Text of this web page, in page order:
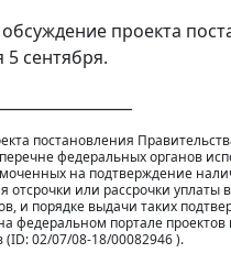
проекта
5 сентября.
постановления
федеральных органов
на подтверждение
отсрочки или рассрочки
и порядке выдачи таких
федеральном портале
(ID: 02/07/08-18/00082946 ).